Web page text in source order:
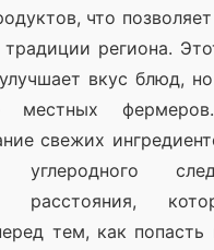
что
традиции региона.
вкус блюд,
местных
свежих
углеродного
расстояния,
тем, как попасть